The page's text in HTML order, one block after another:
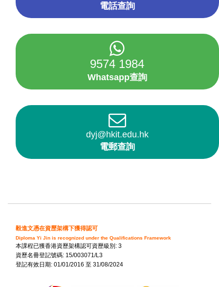
電話查詢
9574 1984
Whatsapp查詢
dyj@hkit.edu.hk
電郵查詢
毅進文憑在資歷架構下獲得認可
Diploma Yi Jin is recognized under the Qualifications Framework
本課程已獲香港資歷架構認可資歷級別: 3
資歷名冊登記號碼: 15/003071/L3
登記有效日期: 01/01/2016 至 31/08/2024